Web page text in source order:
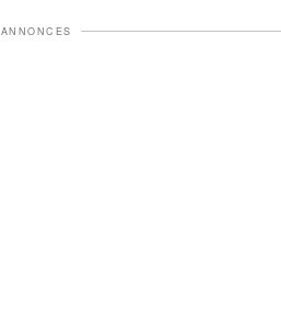
ANNONCES